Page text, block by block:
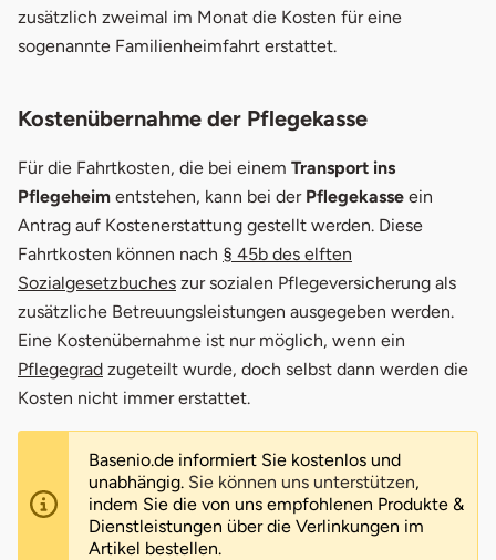
zusätzlich zweimal im Monat die Kosten für eine
sogenannte Familienheimfahrt erstattet.
Kostenübernahme der Pflegekasse
Für die Fahrtkosten, die bei einem Transport ins
Pflegeheim entstehen, kann bei der Pflegekasse ein
Antrag auf Kostenerstattung gestellt werden. Diese
Fahrtkosten können nach § 45b des elften
Sozialgesetzbuches zur sozialen Pflegeversicherung als
zusätzliche Betreuungsleistungen ausgegeben werden.
Eine Kostenübernahme ist nur möglich, wenn ein
Pflegegrad zugeteilt wurde, doch selbst dann werden die
Kosten nicht immer erstattet.
Basenio.de informiert Sie kostenlos und
unabhängig. Sie können uns unterstützen,
indem Sie die von uns empfohlenen Produkte &
Dienstleistungen über die Verlinkungen im
Artikel bestellen.